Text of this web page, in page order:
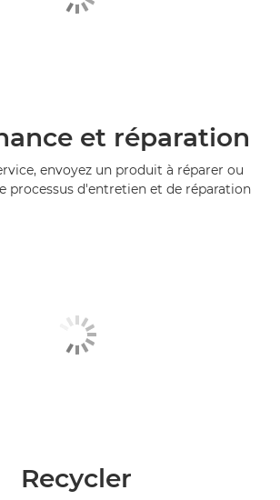
et réparation
envoyez un produit à réparer ou
processus d'entretien et de réparation
Recycler